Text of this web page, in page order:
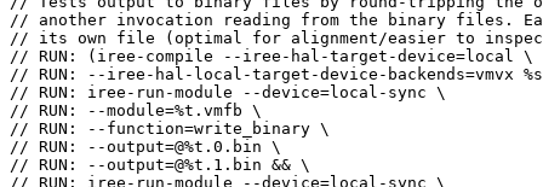
// another invocation reading from the binary files.
// its own file (optimal for alignment/easier to
// RUN: (iree-compile --iree-hal-target-device=local \
// RUN: --iree-hal-local-target-device-backends=vmvx
// RUN: iree-run-module --device=local-sync \
// RUN: --module=%t.vmfb \
// RUN: --function=write_binary \
// RUN: --output=@%t.0.bin \
// RUN: --output=@%t.1.bin && \
// RUN: iree-run-module --device=local-sync \